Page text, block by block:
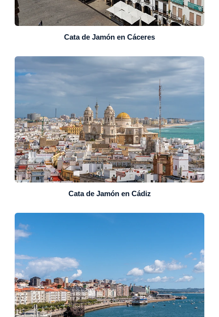
Cata de Jamón en Cáceres
Cata de Jamón en Cádiz